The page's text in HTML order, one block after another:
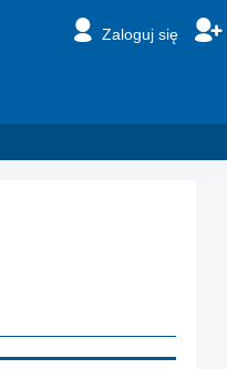
Zaloguj się